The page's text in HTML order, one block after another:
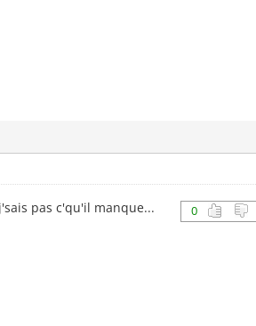
0
pas c'qu'il manque...